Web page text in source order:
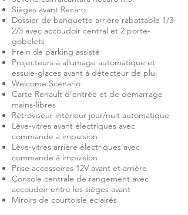
Sièges avant Recaro
Dossier de banquette arrière rabattable 1/3-
2/3 avec accoudoir central et 2 porte-
gobelets
Frein de parking assisté
Projecteurs à allumage automatique et
essuie-glaces avant à détecteur de plui
Welcome Scenario
Carte Renault d'entrée et de démarrage
mains-libres
Rétroviseur intérieur jour/nuit automatique
Lève-vitres avant électriques avec
commande à impulsion
Lève-vitres arrière électriques avec
commande à impulsion
Prise accessoires 12V avant et arrière
Console centrale de rangement avec
accoudoir entre les sièges avant
Miroirs de courtoisie éclairés